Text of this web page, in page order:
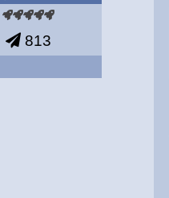
813